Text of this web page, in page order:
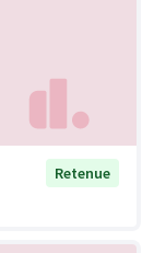
Retenue